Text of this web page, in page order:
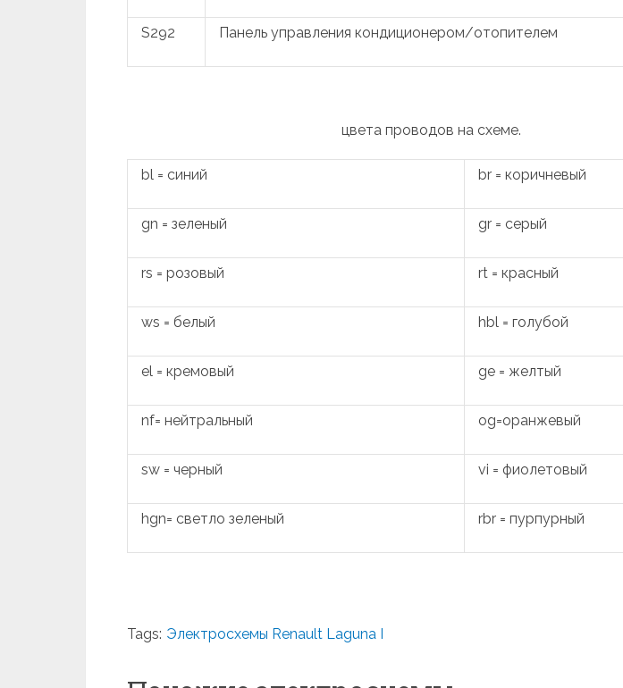
S292 Панель управления кондиционером/отопителем
цвета проводов на схеме.
bl = синий br = коричневый
gn = зеленый gr = серый
rs = розовый rt = красный
ws = белый hbl = голубой
el = кремовый ge = желтый
nf= нейтральный og=оранжевый
sw = черный vi = фиолетовый
hgn= светло зеленый rbr = пурпурный
Tags: Электросхемы Renault Laguna I